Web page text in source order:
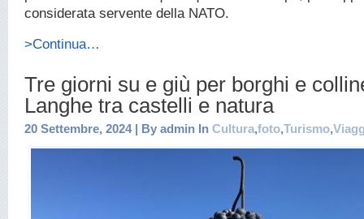
considerata servente della NATO.
>Continua…
Tre giorni su e giù per borghi e
Langhe tra castelli e natura
20 Settembre, 2024 | By admin In Cultura,foto,Turismo,